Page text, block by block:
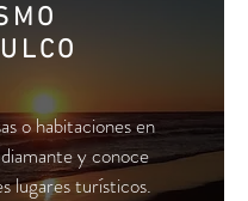
o habitaciones en
y conoce
lugaresturísticos.